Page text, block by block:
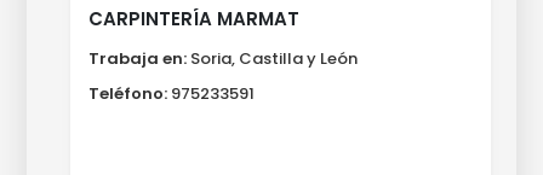
CARPINTERÍA MARMAT
Trabaja en: Soria, Castilla y León
Teléfono: 975233591